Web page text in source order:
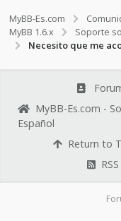
MyBB-Es.com
MyBB 1.6.x
Soporte
Necesito que me
MyBB-Es.com -
Español
Return to